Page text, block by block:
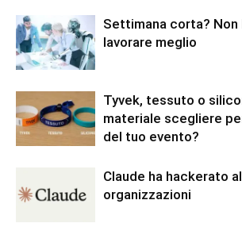
Settimana corta?
lavorare meglio
Tyvek, tessuto o
materiale scegliere
del tuo evento?
Claude ha hackerato
organizzazioni